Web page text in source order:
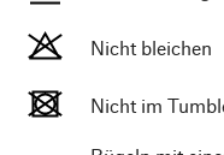
Nicht bleichen
Nicht im